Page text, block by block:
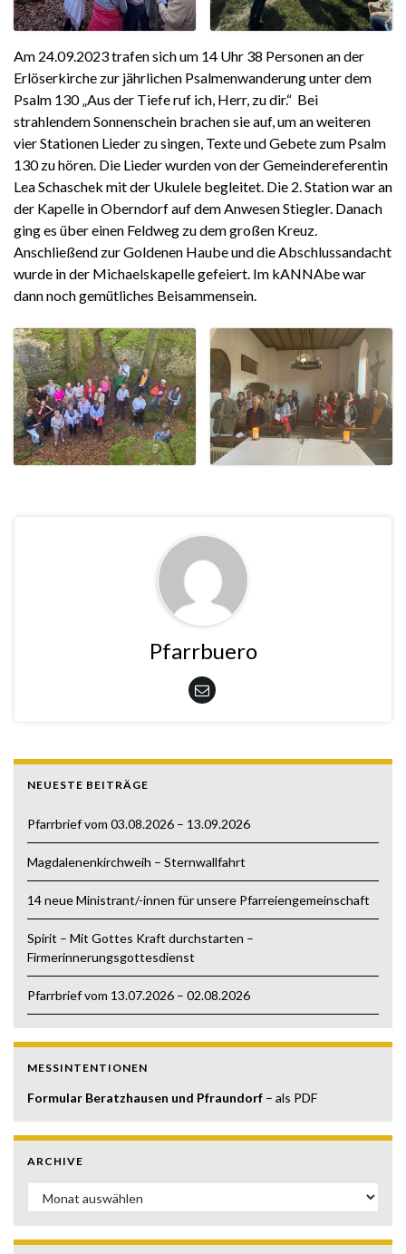
Am 24.09.2023 trafen sich um 14 Uhr 38 Personen an der
Erlöserkirche zur jährlichen Psalmenwanderung unter dem
Psalm 130 „Aus der Tiefe ruf ich, Herr, zu dir.“ Bei
strahlendem Sonnenschein brachen sie auf, um an weiteren
vier Stationen Lieder zu singen, Texte und Gebete zum Psalm
130 zu hören. Die Lieder wurden von der Gemeindereferentin
Lea Schaschek mit der Ukulele begleitet. Die 2. Station war an
der Kapelle in Oberndorf auf dem Anwesen Stiegler. Danach
ging es über einen Feldweg zu dem großen Kreuz.
Anschließend zur Goldenen Haube und die Abschlussandacht
wurde in der Michaelskapelle gefeiert. Im kANNAbe war
dann noch gemütliches Beisammensein.
Pfarrbuero
NEUESTE BEITRÄGE
Pfarrbrief vom 03.08.2026 – 13.09.2026
Magdalenenkirchweih – Sternwallfahrt
14 neue Ministrant/-innen für unsere Pfarreiengemeinschaft
Spirit – Mit Gottes Kraft durchstarten –
Firmerinnerungsgottesdienst
Pfarrbrief vom 13.07.2026 – 02.08.2026
MESSINTENTIONEN
Formular Beratzhausen und Pfraundorf – als PDF
ARCHIVE
Archive